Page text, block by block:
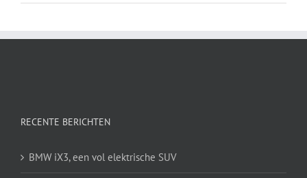
RECENTE BERICHTEN
BMW iX3, een vol elektrische SUV